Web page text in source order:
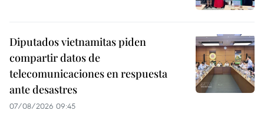
Diputados vietnamitas piden
compartir datos de
telecomunicaciones en respuesta
ante desastres
07/08/2026 09:45